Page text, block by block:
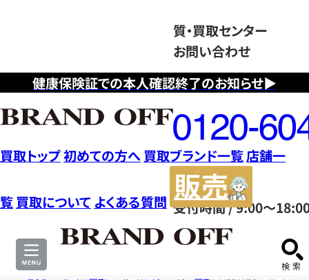
健康保険証での本人確認終了のお知らせ▶
質・買取センター
お問い合わせ
フ
リ
ー
ダ
イ
ヤ
ル
0120604117
受付時間 / 9:00～
買取トップ初めての方へ 買取ブランド一覧店舗一
覧 買取について よくある質問
サ